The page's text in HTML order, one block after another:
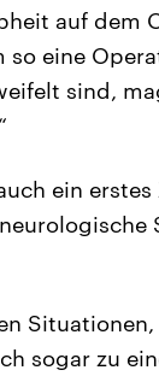
auf dem
eine
sind,
ein
sogar zu